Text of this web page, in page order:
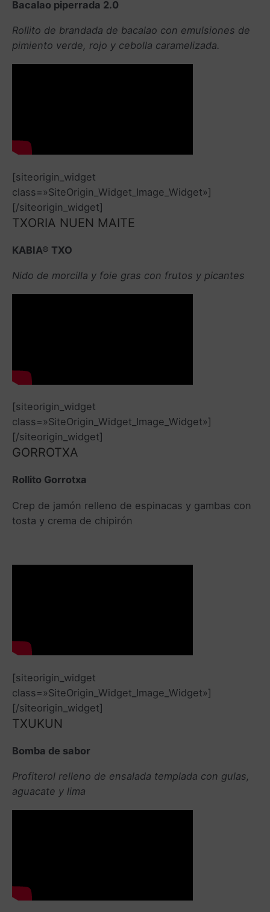
Bacalao piperrada 2.0
Rollito de brandada de bacalao con emulsiones de
pimiento verde, rojo y cebolla caramelizada.
[siteorigin_widget
class=»SiteOrigin_Widget_Image_Widget»]
[/siteorigin_widget]
TXORIA NUEN MAITE
KABIA® TXO
Nido de morcilla y foie gras con frutos y picantes
[siteorigin_widget
class=»SiteOrigin_Widget_Image_Widget»]
[/siteorigin_widget]
GORROTXA
Rollito Gorrotxa
Crep de jamón relleno de espinacas y gambas con
tosta y crema de chipirón
[siteorigin_widget
class=»SiteOrigin_Widget_Image_Widget»]
[/siteorigin_widget]
TXUKUN
Bomba de sabor
Profiterol relleno de ensalada templada con gulas,
aguacate y lima